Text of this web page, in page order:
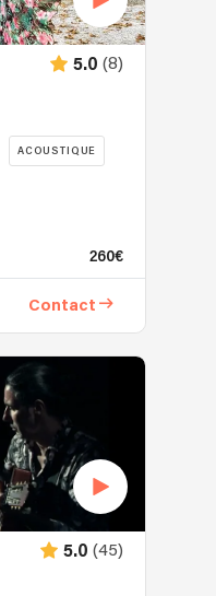
5.0 (8)
ACOUSTIQUE
260€
Contact
5.0 (45)